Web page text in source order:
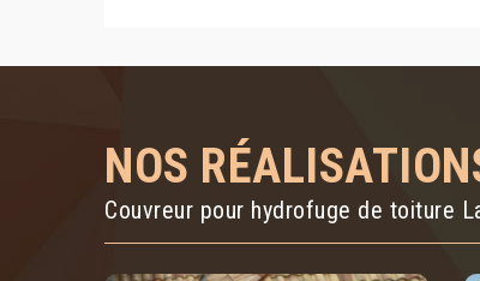
NOS
Couvreur pour hydrofuge de toiture